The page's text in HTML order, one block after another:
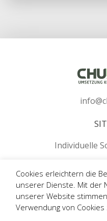
Individuelle
.NET
Magento
Cookies erleichtern die
unserer Dienste. Mit der
unserer Website
Verwendung von Cookies